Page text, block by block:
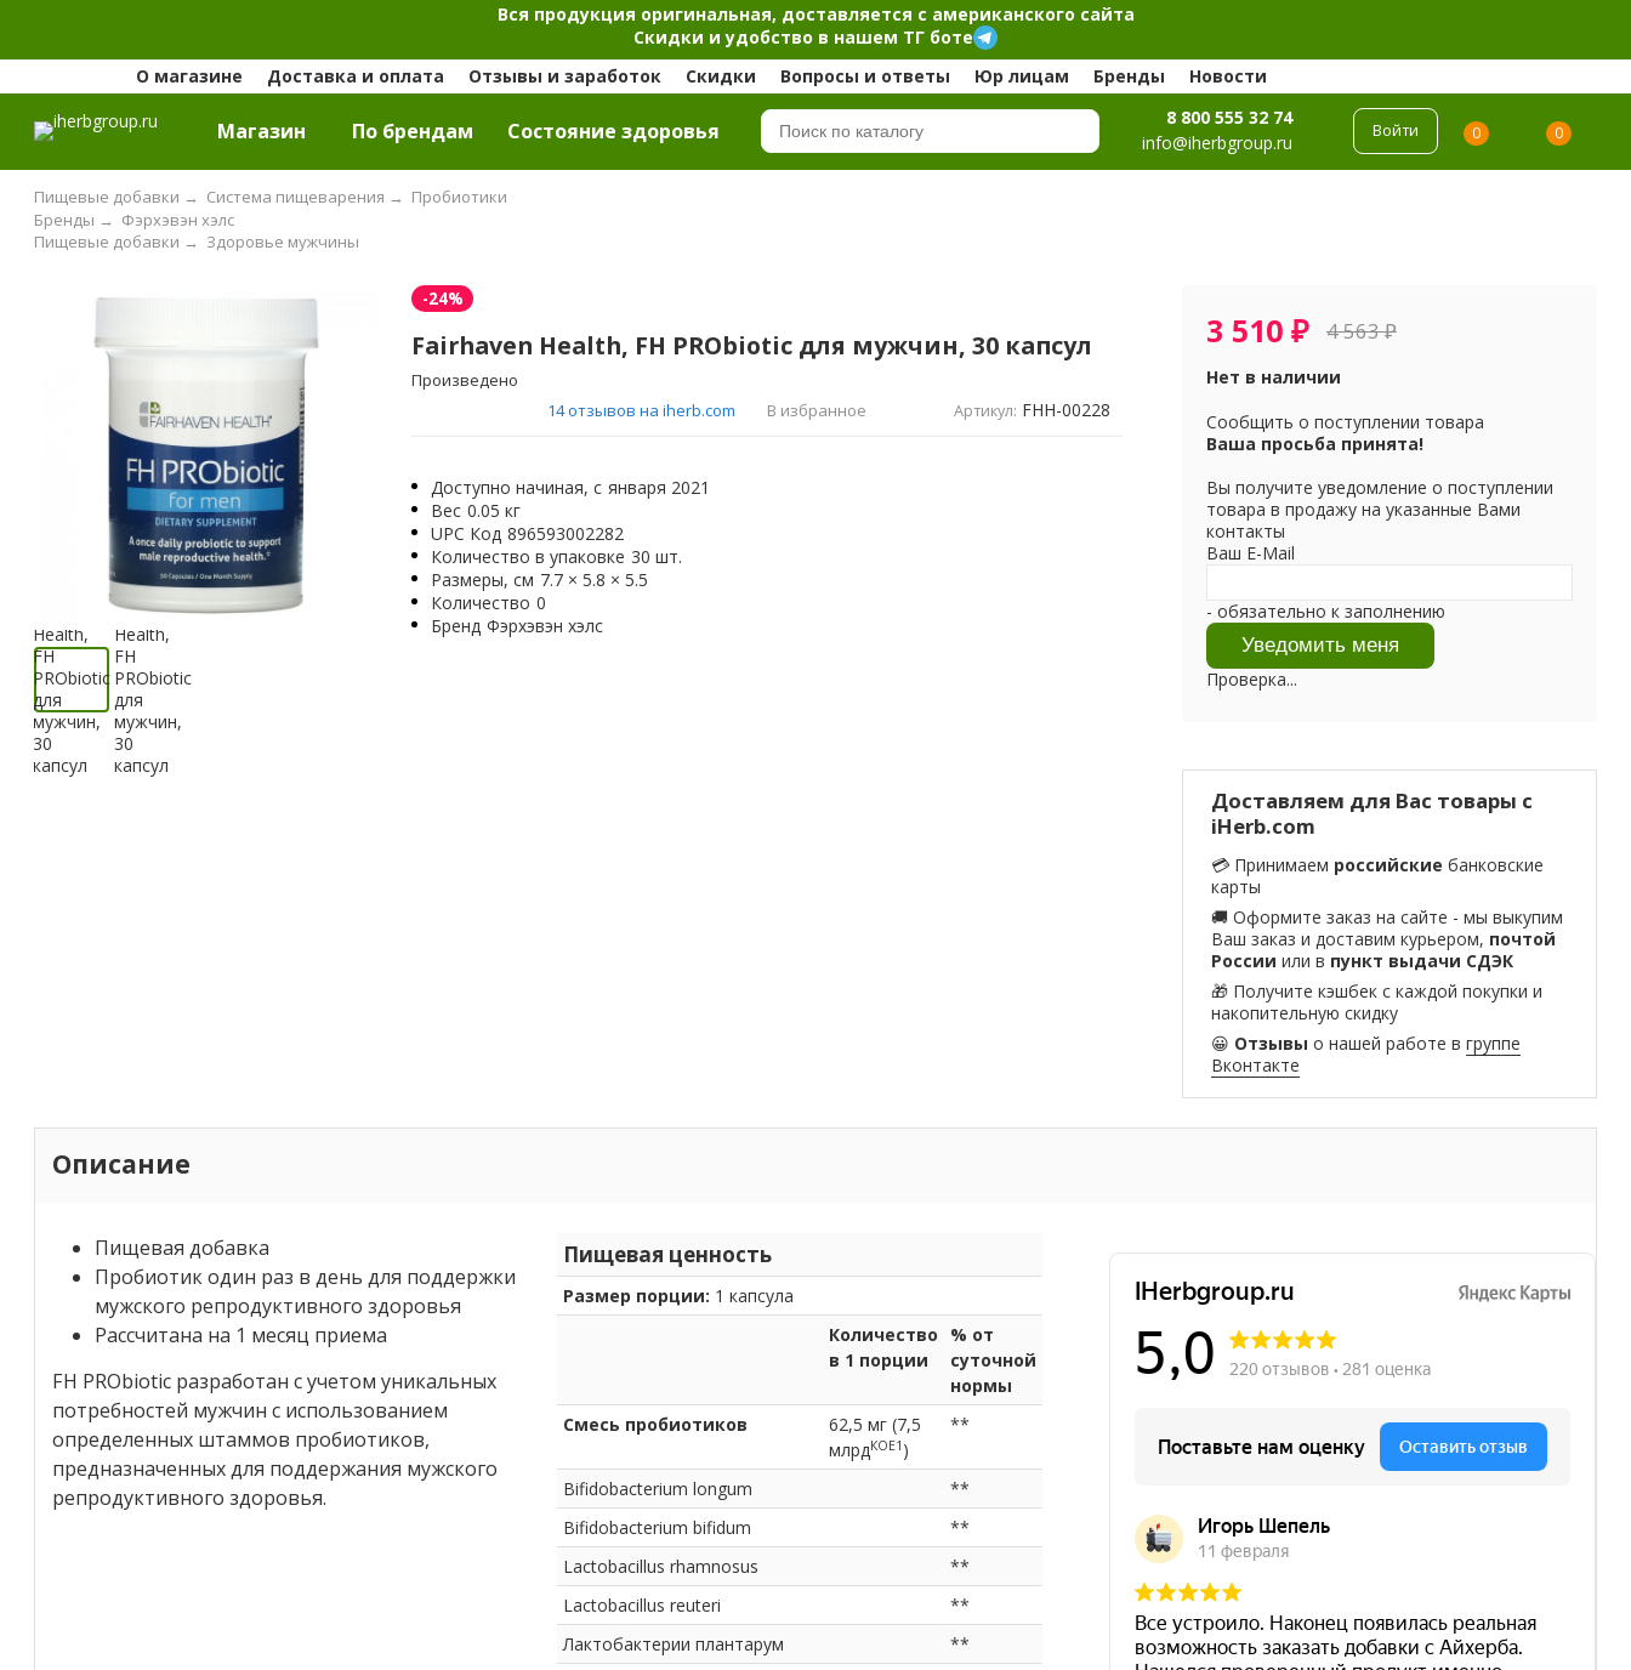
Вся продукция оригинальная, доставляется с американского сайта
Скидки и удобство в нашем ТГ боте
О магазине
Доставка и оплата Отзывы и заработок Скидки Вопросы и ответы Юр лицам Бренды Новости
Магазин По брендам Cостояние здоровья
8 800 555 32 74
info@iherbgroup.ru
Войти 0 0
Пищевые добавки → Система пищеварения → Пробиотики
Фэрхэвэн хэлс
Бренды →
Здоровье мужчины
Пищевые добавки →
-24%
Fairhaven Health, FH PRObiotic для мужчин, 30 капсул
Произведено
14 отзывов на iherb.com
В избранное Артикул: FHH-00228
Доступно начиная, с января 2021
Вес 0.05 кг
UPC Код 896593002282
Количество в упаковке 30 шт.
Размеры, см 7.7 × 5.8 × 5.5
Количество 0
Бренд Фэрхэвэн хэлс
3 510 ₽ 4 563₽
Нет в наличии
Сообщить о поступлении товара
Ваша просьба принята!
Вы получите уведомление о поступлении
товара в продажу на указанные Вами
контакты
Ваш E-Mail
- обязательно к заполнению
Проверка...
Доставляем для Вас товары с
iHerb.com
💳 Принимаем российские банковские
карты
🚚 Оформите заказ на сайте - мы выкупим
Ваш заказ и доставим курьером, почтой
России или в пункт выдачи СДЭК
🎁 Получите кэшбек с каждой покупки и
накопительную скидку
😀 Отзывы о нашей работе в группе
Вконтакте
Описание
Пищевая ценность
Размер порции: 1 капсула
Количество
в 1 порции
% от
суточной
нормы
Смесь пробиотиков
62,5 мг (7,5
млрдКОЕ1 )
**
Bifidobacterium longum
**
Bifidobacterium bifidum
**
Lactobacillus rhamnosus
**
Lactobacillus reuteri
**
Лактобактерии плантарум
**
Пищевая добавка
Пробиотик один раз в день для поддержки
мужского репродуктивного здоровья
Рассчитана на 1 месяц приема
FH PRObiotic разработан с учетом уникальных
потребностей мужчин с использованием
определенных штаммов пробиотиков,
предназначенных для поддержания мужского
репродуктивного здоровья.